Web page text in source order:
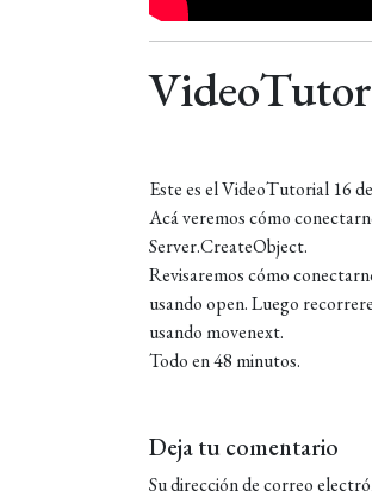
Este es el VideoTutorial 16
Acá veremos cómo
Server.CreateObject.
Revisaremos cómo
usando open. Luego
usando movenext.
Todo en 48 minutos.
Deja tu comentario
Su dirección de correo